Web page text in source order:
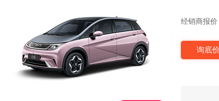
经销商报价
询底